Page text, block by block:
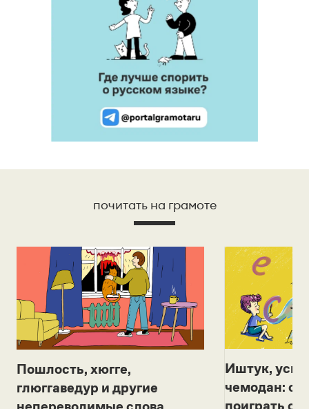
почитать на грамоте
Пошлость, хюгге,
глюггаведур и другие
Иштук,
чемодан:
поиграть с